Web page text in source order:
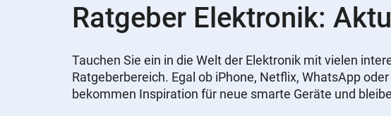
Ratgeber Elektronik:
Tauchen Sie ein in die Welt der Elektronik mit vielen
Ratgeberbereich. Egal ob iPhone, Netflix, WhatsApp
bekommen Inspiration für neue smarte Geräte und